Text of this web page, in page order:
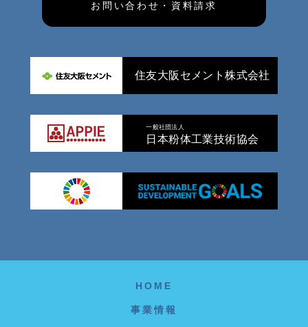
お問い合わせ・資料請求
住友大阪セメント株式会社
一般社団法人
日本粉体工業技術協会
HOME
事業情報